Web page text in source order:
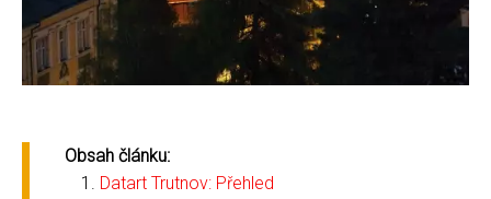
Obsah článku:
Datart Trutnov: Přehled